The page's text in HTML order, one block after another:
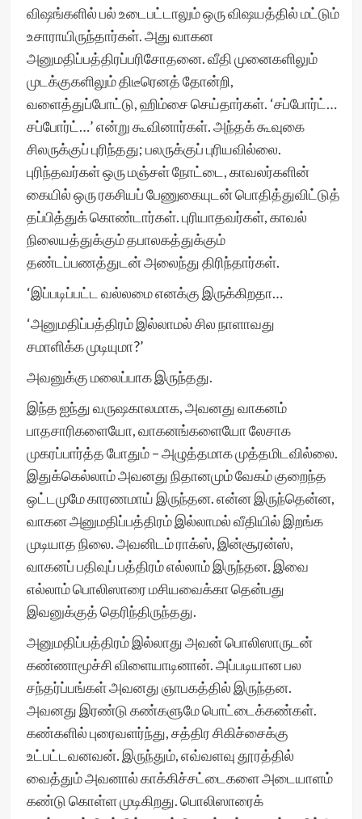
விஷங்களில் பல் உடைபட்டாலும் ஒரு விஷயத்தில் மட்டும்
உசாராயிருந்தார்கள். அது வாகன
அனுமதிப்பத்திரப்பரிசோதனை. வீதி முனைகளிலும்
முடக்குகளிலும் திடீரெனத் தோன்றி,
வளைத்துப்போட்டு, ஹிம்சை செய்தார்கள். ‘சப்போர்ட்…
சப்போர்ட்…’ என்று கூவினார்கள். அந்தக் கூவுகை
சிலருக்குப் புரிந்தது; பலருக்குப் புரியவில்லை.
புரிந்தவர்கள் ஒரு மஞ்சள் நோட்டை, காவலர்களின்
கையில் ஒரு ரகசியப் பேணுகையுடன் பொதித்துவிட்டுத்
தப்பித்துக் கொண்டார்கள். புரியாதவர்கள், காவல்
நிலையத்துக்கும் தபாலகத்துக்கும்
தண்டப்பணத்துடன் அலைந்து திரிந்தார்கள்.
‘இப்படிப்பட்ட வல்லமை எனக்கு இருக்கிறதா…
‘அனுமதிப்பத்திரம் இல்லாமல் சில நாளாவது
சமாளிக்க முடியுமா?’
அவனுக்கு மலைப்பாக இருந்தது.
இந்த ஐந்து வருஷகாலமாக, அவனது வாகனம்
பாதசாரிகளையோ, வாகனங்களையோ லேசாக
முகரப்பார்த்த போதும் – அழுத்தமாக முத்தமிடவில்லை.
இதுக்கெல்லாம் அவனது நிதானமும் வேகம் குறைந்த
ஒட்டமுமே காரணமாய் இருந்தன. என்ன இருந்தென்ன,
வாகன அனுமதிப்பத்திரம் இல்லாமல் வீதியில் இறங்க
முடியாத நிலை. அவனிடம் ராக்ஸ், இன்சூரன்ஸ்,
வாகனப் பதிவுப் பத்திரம் எல்லாம் இருந்தன. இவை
எல்லாம் பொலிஸாரை மசியவைக்கா தென்பது
இவனுக்குத் தெரிந்திருந்தது.
அனுமதிப்பத்திரம் இல்லாது அவன் பொலிஸாருடன்
கண்ணாமூச்சி விளையாடினான். அப்படியான பல
சந்தர்ப்பங்கள் அவனது ஞாபகத்தில் இருந்தன.
அவனது இரண்டு கண்களுமே பொட்டைக்கண்கள்.
கண்களில் புரைவளர்ந்து, சத்திர சிகிச்சைக்கு
உட்பட்டவனவன். இருந்தும், எவ்வளவு தூரத்தில்
வைத்தும் அவனால் காக்கிச்சட்டைகளை அடையாளம்
கண்டு கொள்ள முடிகிறது. பொலிஸாரைக்